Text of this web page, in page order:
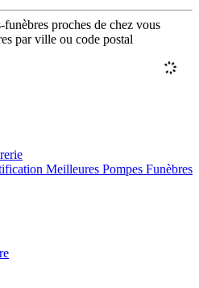
proches de chez vous
par ville ou code postal
Meilleures Pompes Funèbres